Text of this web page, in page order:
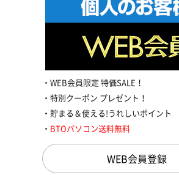
WEB会員限定 特価SALE！
特別クーポン プレゼント！
貯まる＆使える!うれしいポイント
BTOパソコン送料無料
WEB会員登録